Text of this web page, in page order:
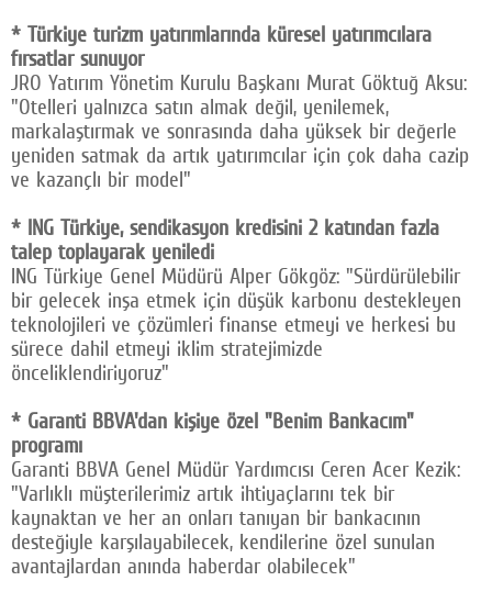
* Türkiye turizm yatırımlarında küresel yatırımcılara
fırsatlar sunuyor
JRO Yatırım Yönetim Kurulu Başkanı Murat Göktuğ Aksu:
"Otelleri yalnızca satın almak değil, yenilemek,
markalaştırmak ve sonrasında daha yüksek bir değerle
yeniden satmak da artık yatırımcılar için çok daha cazip
ve kazançlı bir model"
* ING Türkiye, sendikasyon kredisini 2 katından fazla
talep toplayarak yeniledi
ING Türkiye Genel Müdürü Alper Gökgöz: "Sürdürülebilir
bir gelecek inşa etmek için düşük karbonu destekleyen
teknolojileri ve çözümleri finanse etmeyi ve herkesi bu
sürece dahil etmeyi iklim stratejimizde
önceliklendiriyoruz"
* Garanti BBVA'dan kişiye özel "Benim Bankacım"
programı
Garanti BBVA Genel Müdür Yardımcısı Ceren Acer Kezik:
"Varlıklı müşterilerimiz artık ihtiyaçlarını tek bir
kaynaktan ve her an onları tanıyan bir bankacının
desteğiyle karşılayabilecek, kendilerine özel sunulan
avantajlardan anında haberdar olabilecek"